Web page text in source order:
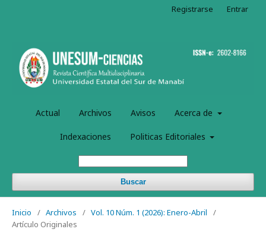
Actual Archivos Avisos Acerca de
Indexaciones Politicas Editoriales
Buscar
Registrarse Entrar
Inicio / Archivos / Vol. 10 Núm. 1 (2026): Enero-Abril
/
Artículo Originales